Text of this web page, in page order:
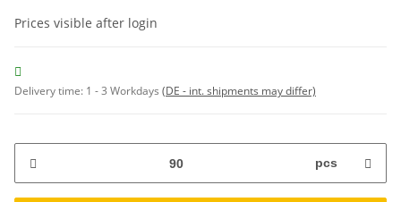
Prices visible after login
Delivery time: 1 - 3 Workdays (DE - int. shipments may differ)
pcs